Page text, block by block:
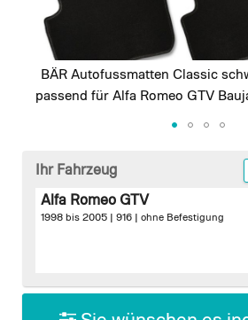
BÄR Autofussmatten Classic
passend für Alfa Romeo GTV
beginning
gallery
Ihr Fahrzeug
Alfa Romeo GTV
1998 bis 2005 | 916 | ohne Befestigung